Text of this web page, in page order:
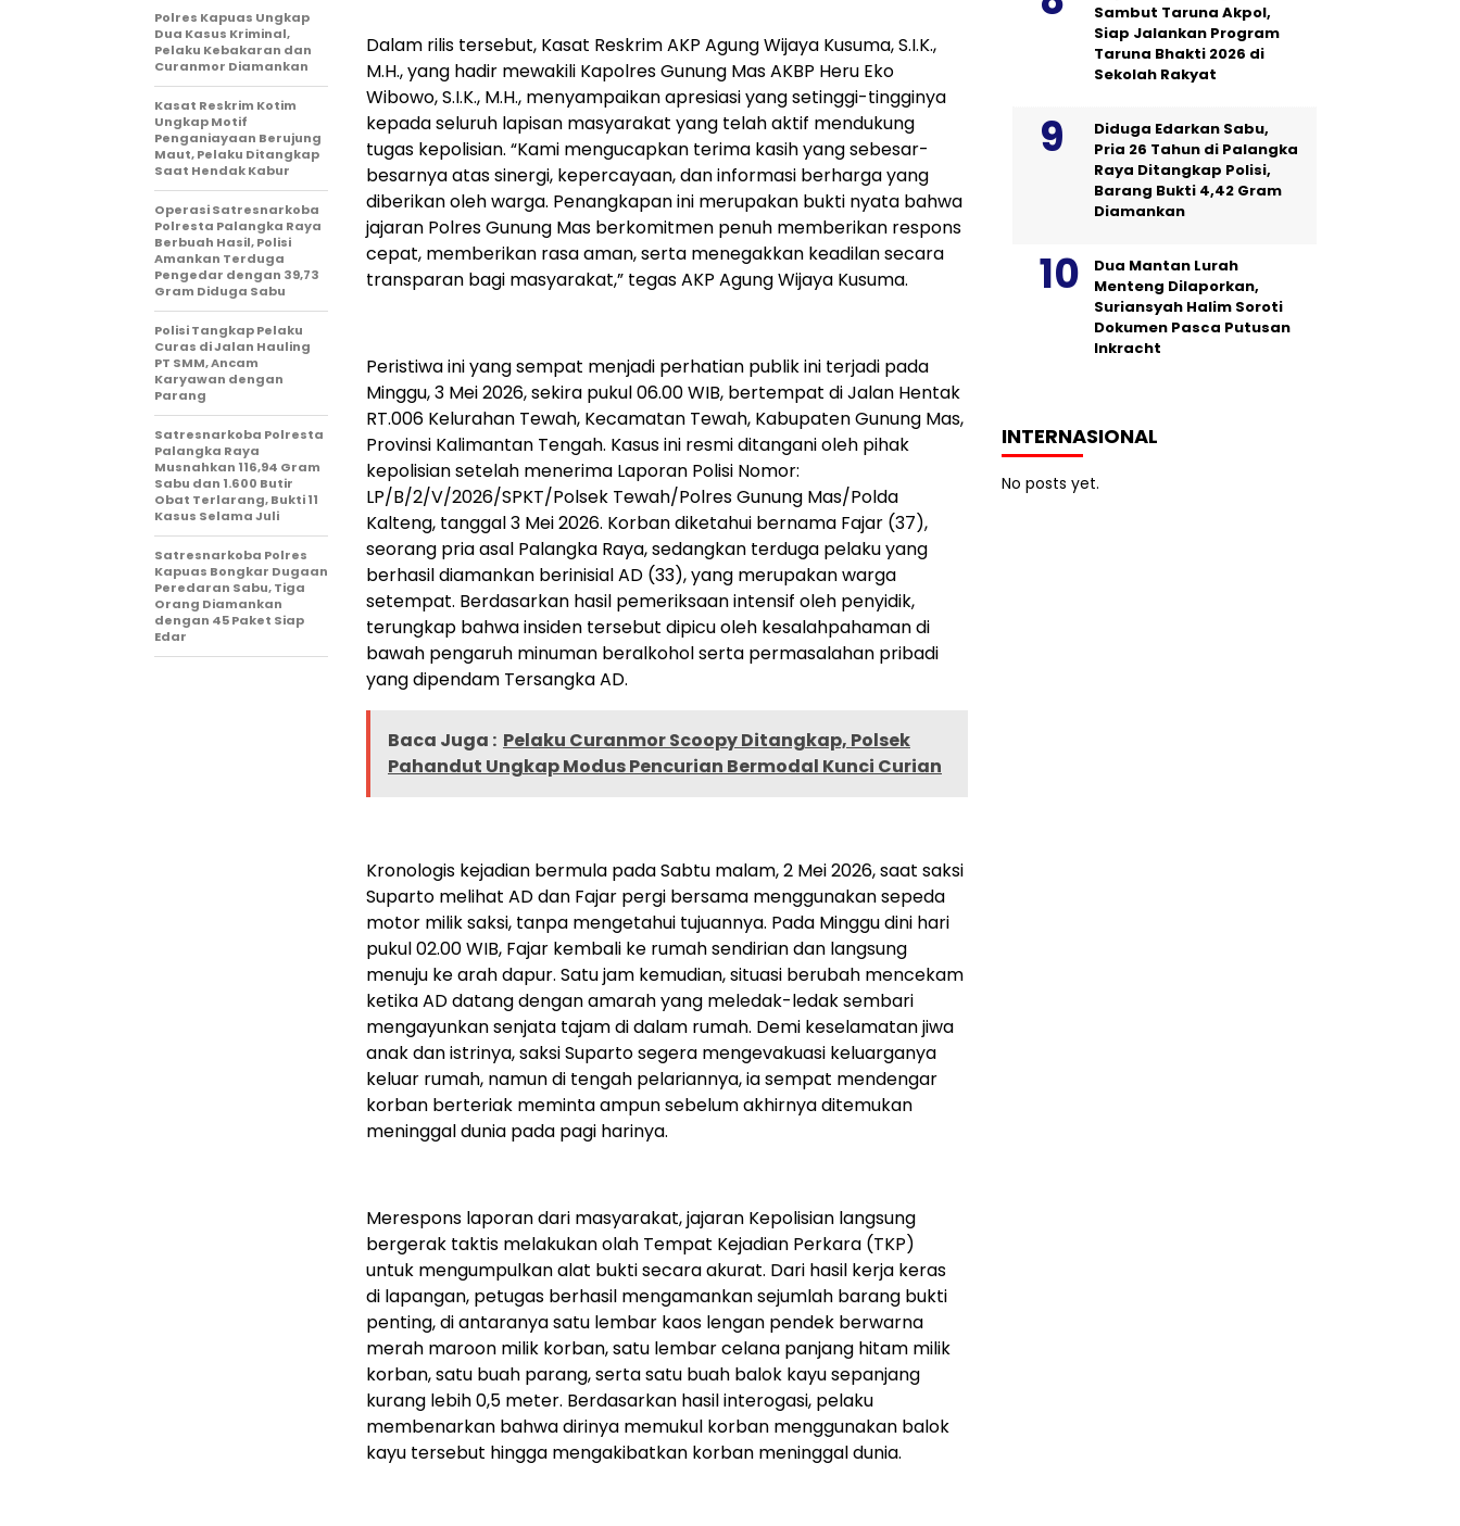
Dalam rilis tersebut, Kasat Reskrim AKP Agung Wijaya Kusuma, S.I.K.,
M.H., yang hadir mewakili Kapolres Gunung Mas AKBP Heru Eko
Wibowo, S.I.K., M.H., menyampaikan apresiasi yang setinggi-tingginya
kepada seluruh lapisan masyarakat yang telah aktif mendukung
tugas kepolisian. “Kami mengucapkan terima kasih yang sebesar-
besarnya atas sinergi, kepercayaan, dan informasi berharga yang
diberikan oleh warga. Penangkapan ini merupakan bukti nyata bahwa
jajaran Polres Gunung Mas berkomitmen penuh memberikan respons
cepat, memberikan rasa aman, serta menegakkan keadilan secara
transparan bagi masyarakat,” tegas AKP Agung Wijaya Kusuma.
Peristiwa ini yang sempat menjadi perhatian publik ini terjadi pada
Minggu, 3 Mei 2026, sekira pukul 06.00 WIB, bertempat di Jalan Hentak
RT.006 Kelurahan Tewah, Kecamatan Tewah, Kabupaten Gunung Mas,
Provinsi Kalimantan Tengah. Kasus ini resmi ditangani oleh pihak
kepolisian setelah menerima Laporan Polisi Nomor:
LP/B/2/V/2026/SPKT/Polsek Tewah/Polres Gunung Mas/Polda
Kalteng, tanggal 3 Mei 2026. Korban diketahui bernama Fajar (37),
seorang pria asal Palangka Raya, sedangkan terduga pelaku yang
berhasil diamankan berinisial AD (33), yang merupakan warga
setempat. Berdasarkan hasil pemeriksaan intensif oleh penyidik,
terungkap bahwa insiden tersebut dipicu oleh kesalahpahaman di
bawah pengaruh minuman beralkohol serta permasalahan pribadi
yang dipendam Tersangka AD.
Baca Juga : Pelaku Curanmor Scoopy Ditangkap, Polsek
Pahandut Ungkap Modus Pencurian Bermodal Kunci Curian
Kronologis kejadian bermula pada Sabtu malam, 2 Mei 2026, saat saksi
Suparto melihat AD dan Fajar pergi bersama menggunakan sepeda
motor milik saksi, tanpa mengetahui tujuannya. Pada Minggu dini hari
pukul 02.00 WIB, Fajar kembali ke rumah sendirian dan langsung
menuju ke arah dapur. Satu jam kemudian, situasi berubah mencekam
ketika AD datang dengan amarah yang meledak-ledak sembari
mengayunkan senjata tajam di dalam rumah. Demi keselamatan jiwa
anak dan istrinya, saksi Suparto segera mengevakuasi keluarganya
keluar rumah, namun di tengah pelariannya, ia sempat mendengar
korban berteriak meminta ampun sebelum akhirnya ditemukan
meninggal dunia pada pagi harinya.
Merespons laporan dari masyarakat, jajaran Kepolisian langsung
bergerak taktis melakukan olah Tempat Kejadian Perkara (TKP)
untuk mengumpulkan alat bukti secara akurat. Dari hasil kerja keras
di lapangan, petugas berhasil mengamankan sejumlah barang bukti
penting, di antaranya satu lembar kaos lengan pendek berwarna
merah maroon milik korban, satu lembar celana panjang hitam milik
korban, satu buah parang, serta satu buah balok kayu sepanjang
kurang lebih 0,5 meter. Berdasarkan hasil interogasi, pelaku
membenarkan bahwa dirinya memukul korban menggunakan balok
kayu tersebut hingga mengakibatkan korban meninggal dunia.
Polres Kapuas Ungkap
Dua Kasus Kriminal,
Pelaku Kebakaran dan
Curanmor Diamankan
Kasat Reskrim Kotim
Ungkap Motif
Penganiayaan Berujung
Maut, Pelaku Ditangkap
Saat Hendak Kabur
Operasi Satresnarkoba
Polresta Palangka Raya
Berbuah Hasil, Polisi
Amankan Terduga
Pengedar dengan 39,73
Gram Diduga Sabu
Polisi Tangkap Pelaku
Curas di Jalan Hauling
PT SMM, Ancam
Karyawan dengan
Parang
Satresnarkoba Polresta
Palangka Raya
Musnahkan 116,94 Gram
Sabu dan 1.600 Butir
Obat Terlarang, Bukti 11
Kasus Selama Juli
Satresnarkoba Polres
Kapuas Bongkar Dugaan
Peredaran Sabu, Tiga
Orang Diamankan
dengan 45 Paket Siap
Edar
Sambut Taruna Akpol,
Siap Jalankan Program
Taruna Bhakti 2026 di
Sekolah Rakyat
Diduga Edarkan Sabu,
Pria 26 Tahun di Palangka
Raya Ditangkap Polisi,
Barang Bukti 4,42 Gram
Diamankan
Dua Mantan Lurah
Menteng Dilaporkan,
Suriansyah Halim Soroti
Dokumen Pasca Putusan
Inkracht
INTERNASIONAL
No posts yet.